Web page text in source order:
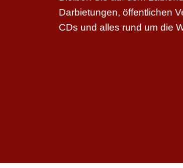
Darbietungen, öffentlichen
CDs und alles rund um die